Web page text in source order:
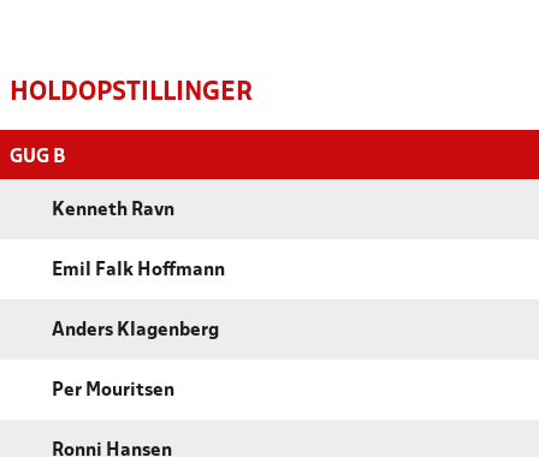
HOLDOPSTILLINGER
GUG B
Kenneth Ravn
Emil Falk Hoffmann
Anders Klagenberg
Per Mouritsen
Ronni Hansen